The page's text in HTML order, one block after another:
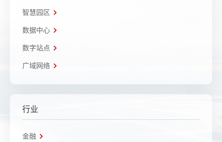
智慧园区
数据中心
数字站点
广域网络
行业
金融